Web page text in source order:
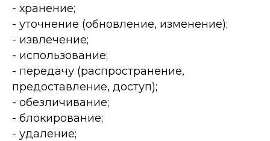
- хранение;
- уточнение (обновление, изменение);
- извлечение;
- использование;
- передачу (распространение,
предоставление, доступ);
- обезличивание;
- блокирование;
- удаление;